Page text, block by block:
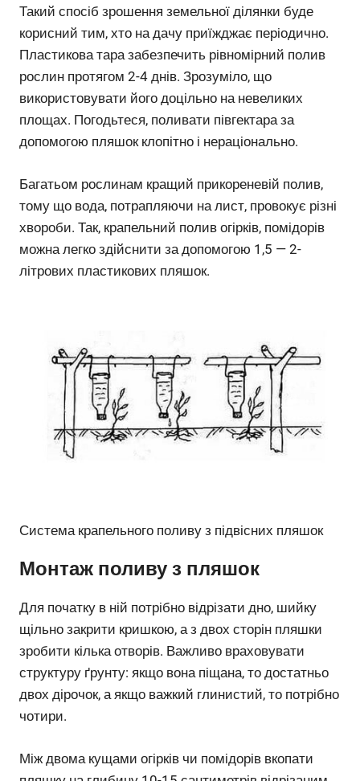
Такий спосіб зрошення земельної ділянки буде
корисний тим, хто на дачу приїжджає періодично.
Пластикова тара забезпечить рівномірний полив
рослин протягом 2-4 днів. Зрозуміло, що
використовувати його доцільно на невеликих
площах. Погодьтеся, поливати півгектара за
допомогою пляшок клопітно і нераціонально.
Багатьом рослинам кращий прикореневій полив,
тому що вода, потрапляючи на лист, провокує різні
хвороби. Так, крапельний полив огірків, помідорів
можна легко здійснити за допомогою 1,5 — 2-
літрових пластикових пляшок.
Система крапельного поливу з підвісних пляшок
Монтаж поливу з пляшок
Для початку в ній потрібно відрізати дно, шийку
щільно закрити кришкою, а з двох сторін пляшки
зробити кілька отворів. Важливо враховувати
структуру ґрунту: якщо вона піщана, то достатньо
двох дірочок, а якщо важкий глинистий, то потрібно
чотири.
Між двома кущами огірків чи помідорів вкопати